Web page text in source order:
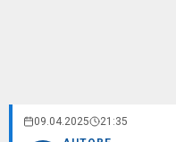
09.04.2025 21:35